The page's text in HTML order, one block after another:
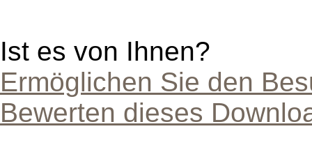
Ist es von Ihnen?
Ermöglichen Sie den
Bewerten dieses